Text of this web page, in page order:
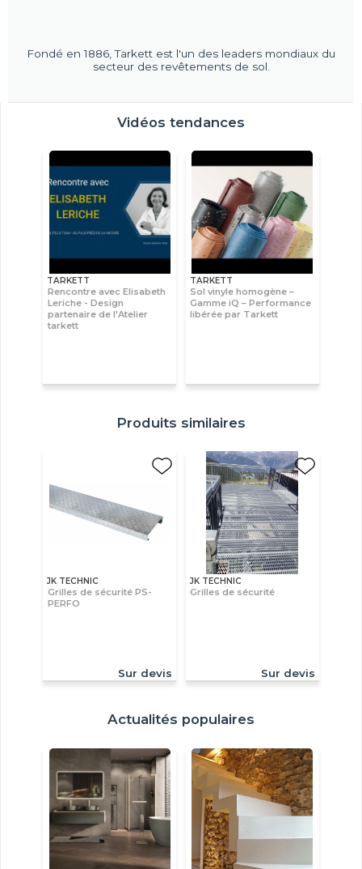
Fondé en 1886, Tarkett est l'un des leaders mondiaux du
secteur des revêtements de sol.
Vidéos tendances
TARKETT
Rencontre avec Elisabeth
Leriche - Design
partenaire de l'Atelier
tarkett
TARKETT
Sol vinyle homogène –
Gamme iQ – Performance
libérée par Tarkett
Produits similaires
JK TECHNIC
Grilles de sécurité PS-
PERFO
Sur devis
JK TECHNIC
Grilles de sécurité
Sur devis
Actualités populaires